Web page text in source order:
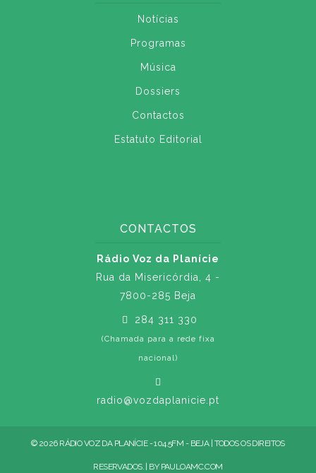
Notícias
Programas
Música
Dossiers
Contactos
Estatuto Editorial
CONTACTOS
Rádio Voz da Planície
Rua da Misericórdia, 4 -
7800-285 Beja
284 311 330
(Chamada para a rede fixa
nacional)
radio@vozdaplanicie.pt
© 2026 RÁDIO VOZ DA PLANÍCIE - 104.5FM - BEJA | TODOS OS DIREITOS
RESERVADOS. | BY PAULOAMC.COM